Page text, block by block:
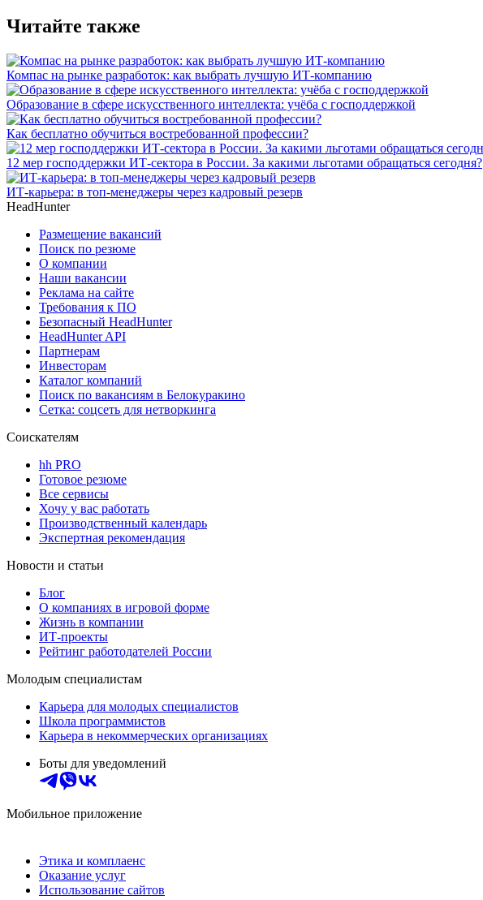
Читайте также
Компас на рынке разработок: как выбрать лучшую ИТ-компанию
Образование в сфере искусственного интеллекта: учёба с господдержкой
Как бесплатно обучиться востребованной профессии?
12 мер господдержки ИТ-сектора в России. За какими льготами обращаться сегодня?
ИТ-карьера: в топ-менеджеры через кадровый резерв
HeadHunter
Размещение вакансий
Поиск по резюме
О компании
Наши вакансии
Реклама на сайте
Требования к ПО
Безопасный HeadHunter
HeadHunter API
Партнерам
Инвесторам
Каталог компаний
Поиск по вакансиям в Белокуракино
Сетка: соцсеть для нетворкинга
Соискателям
hh PRO
Готовое резюме
Все сервисы
Хочу у вас работать
Производственный календарь
Экспертная рекомендация
Новости и статьи
Блог
О компаниях в игровой форме
Жизнь в компании
ИТ-проекты
Рейтинг работодателей России
Молодым специалистам
Карьера для молодых специалистов
Школа программистов
Карьера в некоммерческих организациях
Боты для уведомлений
Мобильное приложение
Этика и комплаенс
Оказание услуг
Использование сайтов